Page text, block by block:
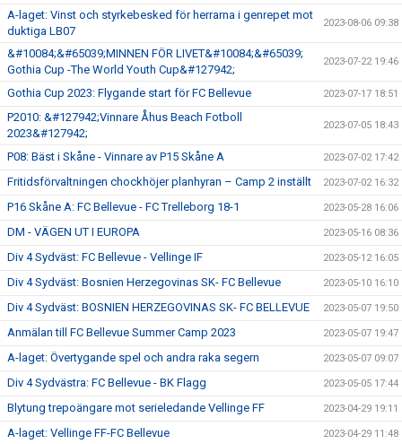
A-laget: Vinst och styrkebesked för herrarna i genrepet mot
duktiga LB07
2023-08-06 09:38
&#10084;&#65039;MINNEN FÖR LIVET&#10084;&#65039;
Gothia Cup -The World Youth Cup&#127942;
2023-07-22 19:46
Gothia Cup 2023: Flygande start för FC Bellevue 2023-07-17 18:51
P2010: &#127942;Vinnare Åhus Beach Fotboll
2023&#127942;
2023-07-05 18:43
P08: Bäst i Skåne - Vinnare av P15 Skåne A 2023-07-02 17:42
Fritidsförvaltningen chockhöjer planhyran – Camp 2 inställt 2023-07-02 16:32
P16 Skåne A: FC Bellevue - FC Trelleborg 18-1 2023-05-28 16:06
DM - VÄGEN UT I EUROPA 2023-05-16 08:36
Div 4 Sydväst: FC Bellevue - Vellinge IF 2023-05-12 16:05
Div 4 Sydväst: Bosnien Herzegovinas SK- FC Bellevue 2023-05-10 16:10
Div 4 Sydväst: BOSNIEN HERZEGOVINAS SK- FC BELLEVUE 2023-05-07 19:50
Anmälan till FC Bellevue Summer Camp 2023 2023-05-07 19:47
A-laget: Övertygande spel och andra raka segern 2023-05-07 09:07
Div 4 Sydvästra: FC Bellevue - BK Flagg 2023-05-05 17:44
Blytung trepoängare mot serieledande Vellinge FF 2023-04-29 19:11
A-laget: Vellinge FF-FC Bellevue 2023-04-29 11:48